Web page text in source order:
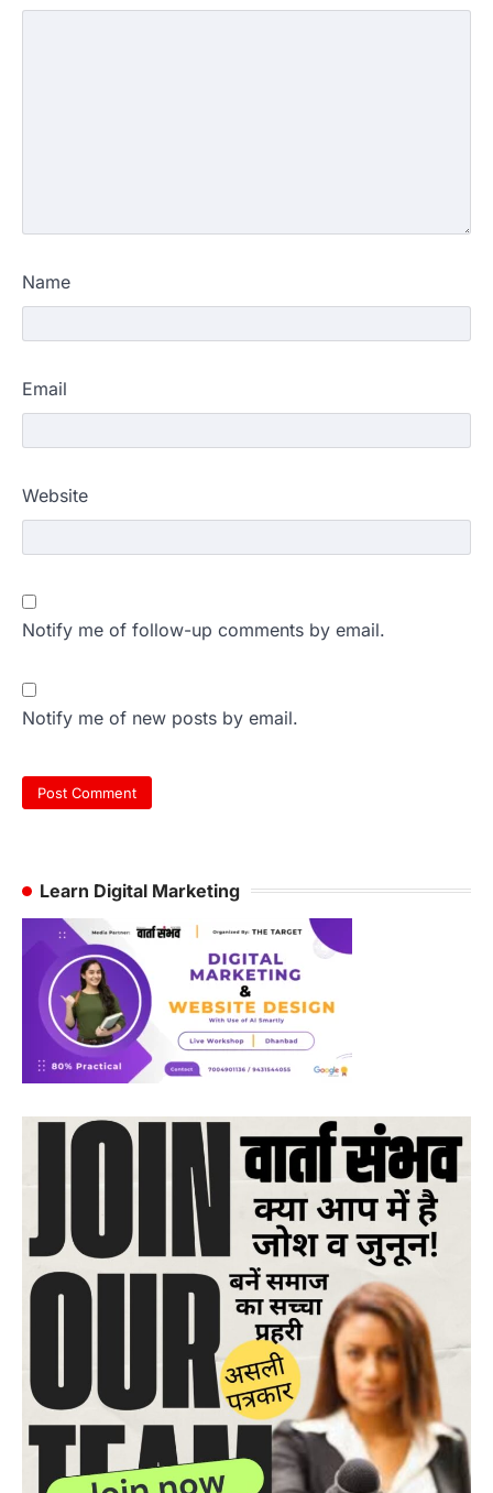
Name
Email
Website
Notify me of follow-up comments by email.
Notify me of new posts by email.
Learn Digital Marketing